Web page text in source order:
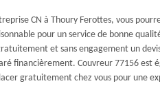
CN à Thoury Ferottes, vous
pour un service de bonne
et sans engagement un
financièrement. Couvreur 77156 est
gratuitement chez vous pour une